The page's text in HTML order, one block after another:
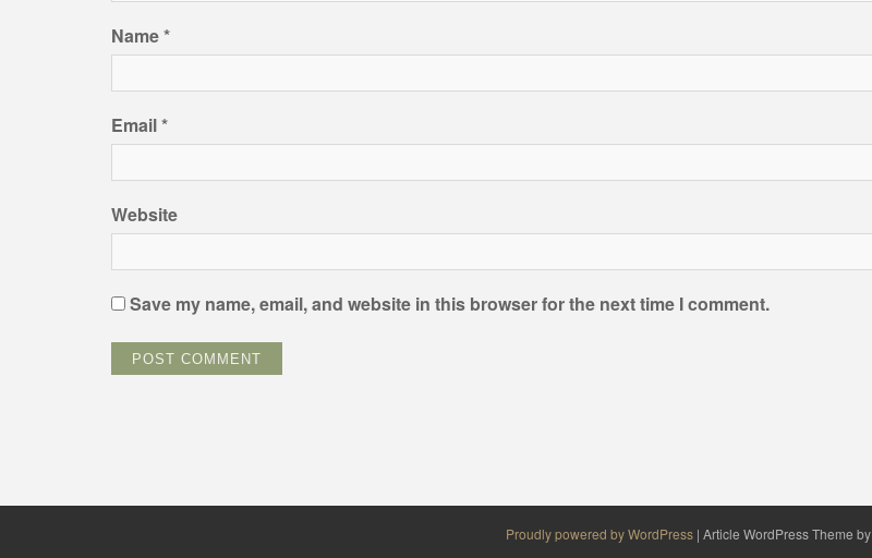
Name*
Email*
Website
Save my name, email, and website in this browser for the next time I comment.
Proudly powered by WordPress | Article WordPress Theme by